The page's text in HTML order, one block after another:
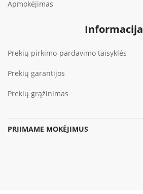
Apmokėjimas
Informacija
Prekių pirkimo-pardavimo taisyklės
Prekių garantijos
Prekių grąžinimas
PRIIMAME MOKĖJIMUS